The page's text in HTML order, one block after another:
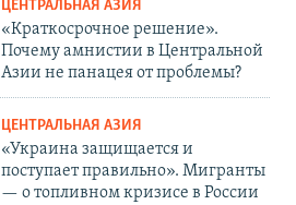
ЦЕНТРАЛЬНАЯ АЗИЯ
«Краткосрочное решение».
Почему амнистии в Центральной
Азии не панацея от проблемы?
ЦЕНТРАЛЬНАЯ АЗИЯ
«Украина защищается и
поступает правильно». Мигранты
— о топливном кризисе в России